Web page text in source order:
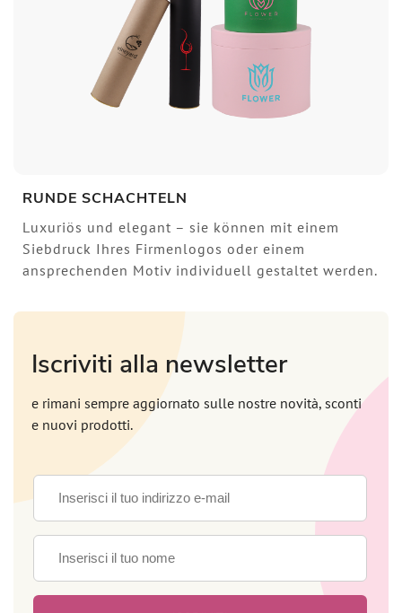
RUNDE SCHACHTELN
Luxuriös und elegant – sie können mit einem
Siebdruck Ihres Firmenlogos oder einem
ansprechenden Motiv individuell gestaltet werden.
Iscriviti alla newsletter
e rimani sempre aggiornato sulle nostre novità, sconti
e nuovi prodotti.